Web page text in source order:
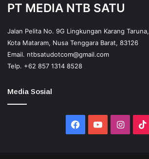
PT MEDIA NTB SATU
Jalan Pelita No. 9G Lingkungan Karang
Kota Mataram, Nusa Tenggara Barat, 83126
Email. ntbsatudotcom@gmail.com
Telp. +62 857 1314 8528
Media Sosial
Facebook
YouTube